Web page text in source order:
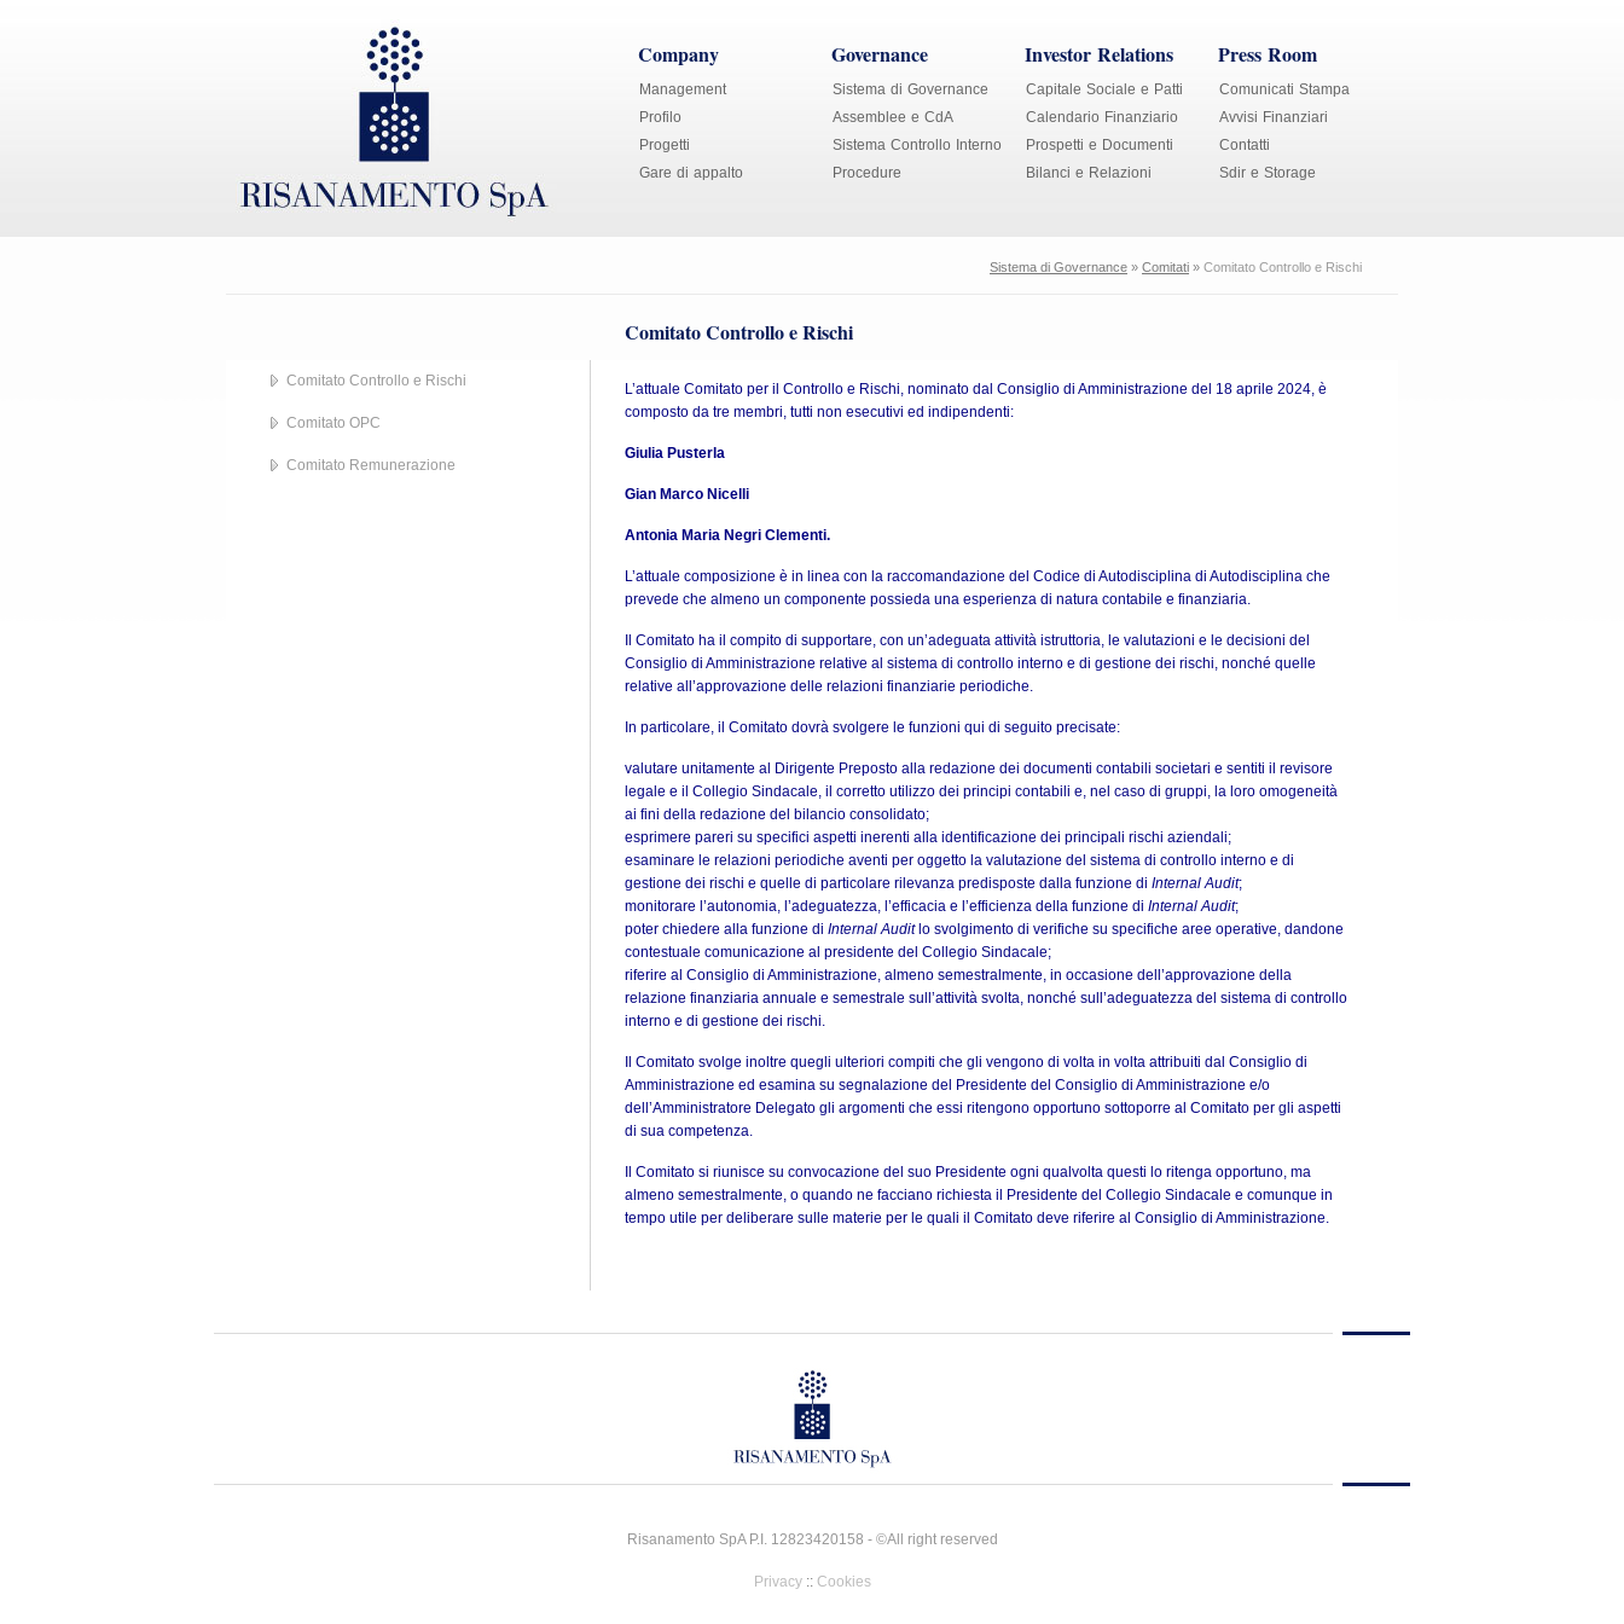
Company
Management
Profilo
Progetti
Gare di appalto
Governance
Sistema di Governance
Assemblee e CdA
Sistema Controllo Interno
Procedure
Investor Relations
Capitale Sociale e Patti
Calendario Finanziario
Prospetti e Documenti
Bilanci e Relazioni
Press Room
Comunicati Stampa
Avvisi Finanziari
Contatti
Sdir e Storage
Sistema di Governance » Comitati » Comitato Controllo e Rischi
Comitato Controllo e Rischi
L’attuale Comitato per il Controllo e Rischi, nominato dal Consiglio di Amministrazione del 18 aprile 2024, è
composto da tre membri, tutti non esecutivi ed indipendenti:
Giulia Pusterla
Gian Marco Nicelli
Antonia Maria Negri Clementi.
L’attuale composizione è in linea con la raccomandazione del Codice di Autodisciplina di Autodisciplina che
prevede che almeno un componente possieda una esperienza di natura contabile e finanziaria.
Il Comitato ha il compito di supportare, con un’adeguata attività istruttoria, le valutazioni e le decisioni del
Consiglio di Amministrazione relative al sistema di controllo interno e di gestione dei rischi, nonché quelle
relative all’approvazione delle relazioni finanziarie periodiche.
In particolare, il Comitato dovrà svolgere le funzioni qui di seguito precisate:
valutare unitamente al Dirigente Preposto alla redazione dei documenti contabili societari e sentiti il revisore
legale e il Collegio Sindacale, il corretto utilizzo dei principi contabili e, nel caso di gruppi, la loro omogeneità
ai fini della redazione del bilancio consolidato;
esprimere pareri su specifici aspetti inerenti alla identificazione dei principali rischi aziendali;
esaminare le relazioni periodiche aventi per oggetto la valutazione del sistema di controllo interno e di
gestione dei rischi e quelle di particolare rilevanza predisposte dalla funzione di Internal Audit;
monitorare l’autonomia, l’adeguatezza, l’efficacia e l’efficienza della funzione di Internal Audit;
poter chiedere alla funzione di Internal Auditlo svolgimento di verifiche su specifiche aree operative, dandone
contestuale comunicazione al presidente del Collegio Sindacale;
riferire al Consiglio di Amministrazione, almeno semestralmente, in occasione dell’approvazione della
relazione finanziaria annuale e semestrale sull’attività svolta, nonché sull’adeguatezza del sistema di controllo
interno e di gestione dei rischi.
Il Comitato svolge inoltre quegli ulteriori compiti che gli vengono di volta in volta attribuiti dal Consiglio di
Amministrazione ed esamina su segnalazione del Presidente del Consiglio di Amministrazione e/o
dell’Amministratore Delegato gli argomenti che essi ritengono opportuno sottoporre al Comitato per gli aspetti
di sua competenza.
Il Comitato si riunisce su convocazione del suo Presidente ogni qualvolta questi lo ritenga opportuno, ma
almeno semestralmente, o quando ne facciano richiesta il Presidente del Collegio Sindacale e comunque in
tempo utile per deliberare sulle materie per le quali il Comitato deve riferire al Consiglio di Amministrazione.
Comitato Controllo e Rischi
Comitato OPC
Comitato Remunerazione
Risanamento SpA P.I. 12823420158 - ©All right reserved
Privacy:: Cookies